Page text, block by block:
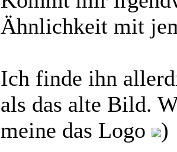
Ähnlichkeit mit
Ich finde ihn
als das alte Bild.
meine das Logo
)